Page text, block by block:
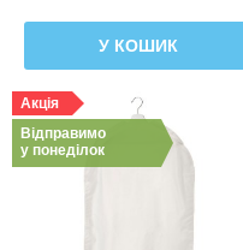
У КОШИК
Акція
Відправимо
у понеділок